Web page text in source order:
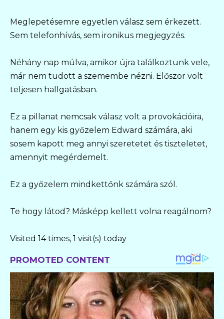
Meglepetésemre egyetlen válasz sem érkezett.
Sem telefonhívás, sem ironikus megjegyzés.
Néhány nap múlva, amikor újra találkoztunk vele,
már nem tudott a szemembe nézni. Először volt
teljesen hallgatásban.
Ez a pillanat nemcsak válasz volt a provokációira,
hanem egy kis győzelem Edward számára, aki
sosem kapott meg annyi szeretetet és tiszteletet,
amennyit megérdemelt.
Ez a győzelem mindkettőnk számára szól.
Te hogy látod? Másképp kellett volna reagálnom?
Visited 14 times, 1 visit(s) today